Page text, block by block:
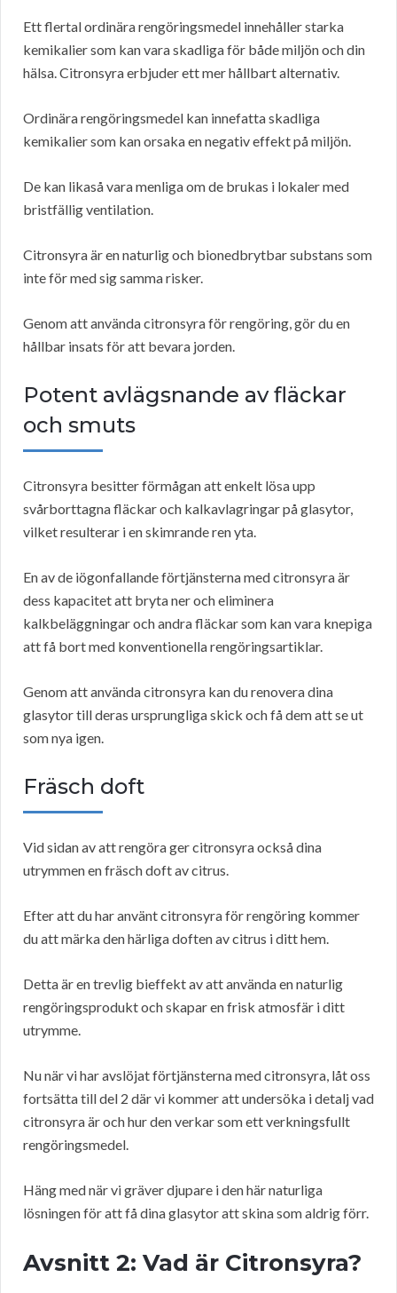
Ett flertal ordinära rengöringsmedel innehåller starka
kemikalier som kan vara skadliga för både miljön och din
hälsa. Citronsyra erbjuder ett mer hållbart alternativ.
Ordinära rengöringsmedel kan innefatta skadliga
kemikalier som kan orsaka en negativ effekt på miljön.
De kan likaså vara menliga om de brukas i lokaler med
bristfällig ventilation.
Citronsyra är en naturlig och bionedbrytbar substans som
inte för med sig samma risker.
Genom att använda citronsyra för rengöring, gör du en
hållbar insats för att bevara jorden.
Potent avlägsnande av fläckar
och smuts
Citronsyra besitter förmågan att enkelt lösa upp
svårborttagna fläckar och kalkavlagringar på glasytor,
vilket resulterar i en skimrande ren yta.
En av de iögonfallande förtjänsterna med citronsyra är
dess kapacitet att bryta ner och eliminera
kalkbeläggningar och andra fläckar som kan vara knepiga
att få bort med konventionella rengöringsartiklar.
Genom att använda citronsyra kan du renovera dina
glasytor till deras ursprungliga skick och få dem att se ut
som nya igen.
Fräsch doft
Vid sidan av att rengöra ger citronsyra också dina
utrymmen en fräsch doft av citrus.
Efter att du har använt citronsyra för rengöring kommer
du att märka den härliga doften av citrus i ditt hem.
Detta är en trevlig bieffekt av att använda en naturlig
rengöringsprodukt och skapar en frisk atmosfär i ditt
utrymme.
Nu när vi har avslöjat förtjänsterna med citronsyra, låt oss
fortsätta till del 2 där vi kommer att undersöka i detalj vad
citronsyra är och hur den verkar som ett verkningsfullt
rengöringsmedel.
Häng med när vi gräver djupare i den här naturliga
lösningen för att få dina glasytor att skina som aldrig förr.
Avsnitt 2: Vad är Citronsyra?